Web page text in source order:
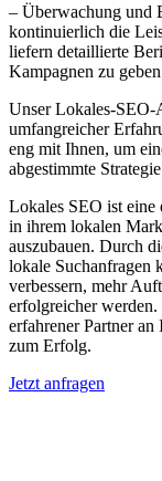
– Überwachung und
kontinuierlich die
liefern detaillierte
Kampagnen zu
Unser Lokales-SEO-
umfangreicher
eng mit Ihnen, um
abgestimmte
Lokales SEO ist
in ihrem lokalen
auszubauen. Durch
lokale Suchanfragen
verbessern, mehr
erfolgreicher
erfahrener Partner
zum Erfolg.
Jetzt anfragen